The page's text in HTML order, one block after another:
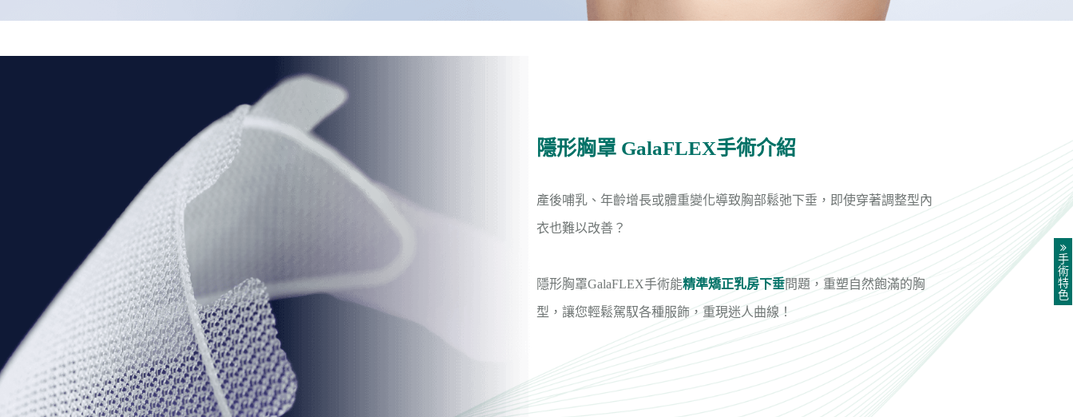
隱形胸罩 GalaFLEX手術介紹
產後哺乳、年齡增長或體重變化導致胸部鬆弛下垂，即使穿著調整型內
衣也難以改善？
隱形胸罩GalaFLEX手術能精準矯正乳房下垂問題，重塑自然飽滿的胸
型，讓您輕鬆駕馭各種服飾，重現迷人曲線！
手
術
特
色